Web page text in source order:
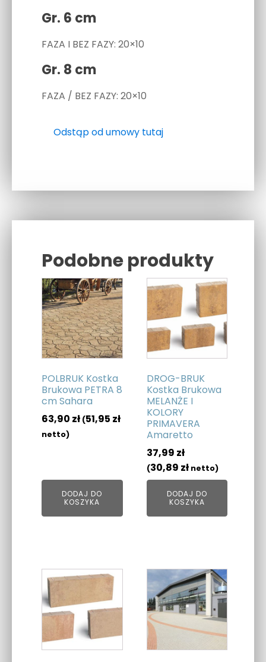
Gr. 6 cm
FAZA I BEZ FAZY: 20×10
Gr. 8 cm
FAZA / BEZ FAZY: 20×10
Odstąp od umowy tutaj
Podobne produkty
POLBRUK Kostka
Brukowa PETRA 8
cm Sahara
63,90 zł (51,95 zł
netto)
DODAJ DO
KOSZYKA
DROG-BRUK
Kostka Brukowa
MELANŻE I
KOLORY
PRIMAVERA
Amaretto
37,99 zł
(30,89 złnetto)
DODAJ DO
KOSZYKA